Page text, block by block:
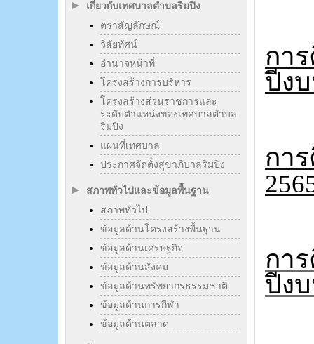
เกี่ยวกับเทศบาลตำบลริมปิง
ตราสัญลักษณ์
วิสัยทัศน์
อำนาจหน้าที่
โครงสร้างการบริหาร
โครงสร้างส่วนราชการและ
ระดับตำแหน่งของเทศบาลตำบล
ริมปิง
แผนที่เทศบาล
ประกาศจัดตั้งสุขาภิบาลริมปิง
สภาพทั่วไปและข้อมูลพื้นฐาน
สภาพทั่วไป
ข้อมูลด้านโครงสร้างพื้นฐาน
ข้อมูลด้านเศรษฐกิจ
ข้อมูลด้านสังคม
ข้อมูลด้านทรัพยากรธรรมชาติ
ข้อมูลด้านการกีฬา
ข้อมูลด้านตลาด
กา
ปีง
กา
กา
ปีง